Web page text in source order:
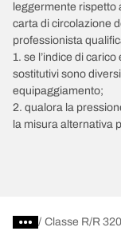
leggermente rispetto
carta di circolazione
professionista
1. se l’indice di
sostitutivi sono
equipaggiamento;
2. qualora la
la misura alternativa
/ Classe R R